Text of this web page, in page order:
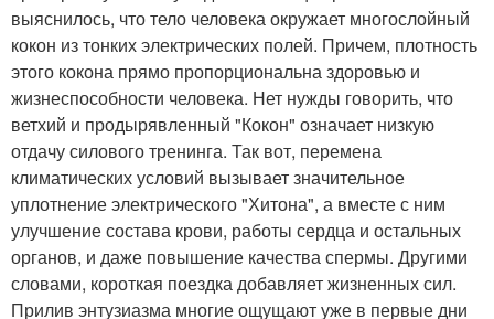
выяснилось, что тело человека окружает многослойный
кокон из тонких электрических полей. Причем, плотность
этого кокона прямо пропорциональна здоровью и
жизнеспособности человека. Нет нужды говорить, что
ветхий и продырявленный "Кокон" означает низкую
отдачу силового тренинга. Так вот, перемена
климатических условий вызывает значительное
уплотнение электрического "Хитона", а вместе с ним
улучшение состава крови, работы сердца и остальных
органов, и даже повышение качества спермы. Другими
словами, короткая поездка добавляет жизненных сил.
Прилив энтузиазма многие ощущают уже в первые дни